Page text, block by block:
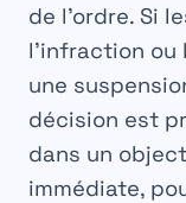
de l’ordre. Si
l’infraction
une
décision est
dans un
immédiate,